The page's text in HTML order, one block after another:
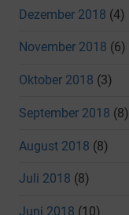
Dezember 2018 (4)
November 2018 (6)
Oktober 2018 (3)
September 2018 (8)
August 2018 (8)
Juli 2018 (8)
Juni 2018 (10)